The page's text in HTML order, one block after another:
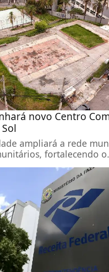
novo Centro
ampliará a rede
fortalecendo